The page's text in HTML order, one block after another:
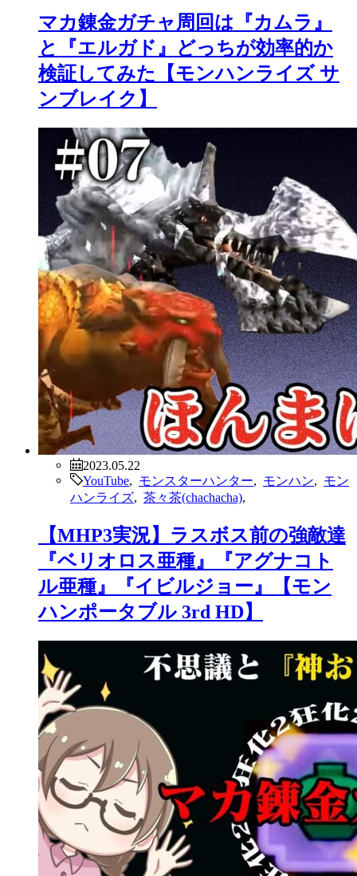
マカ錬金ガチャ周回は『カムラ』
と『エルガド』どっちが効率的か
検証してみた【モンハンライズ サ
ンブレイク】
2023.05.22
YouTube
モンスターハンター モンハン
モン
ハンライズ
茶々茶(chachacha)
【MHP3実況】ラスボス前の強敵達
『ベリオロス亜種』『アグナコト
ル亜種』『イビルジョー』【モン
ハンポータブル 3rd HD】